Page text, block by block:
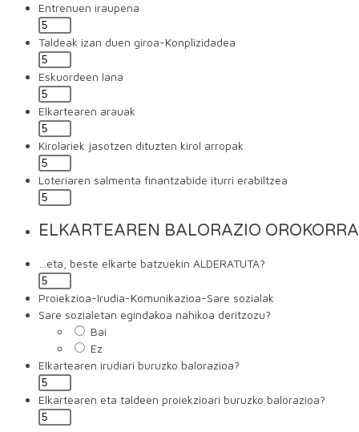
Entrenuen iraupena
Taldeak izan duen giroa-Konplizidadea
Eskuordeen lana
Elkartearen arauak
Kirolariek jasotzen dituzten kirol arropak
Loteriaren salmenta finantzabide iturri erabiltzea
ELKARTEAREN BALORAZIO OROKORRA
…eta, beste elkarte batzuekin ALDERATUTA?
Proiekzioa-Irudia-Komunikazioa-Sare sozialak
Sare sozialetan egindakoa nahikoa deritzozu?
Bai
Ez
Elkartearen irudiari buruzko balorazioa?
Elkartearen eta taldeen proiekzioari buruzko balorazioa?